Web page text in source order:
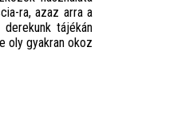
ra, azaz arra a
tájékán
oly gyakran okoz